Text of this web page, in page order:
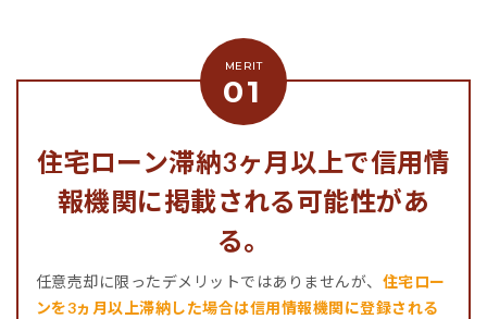
住宅ローン滞納3ヶ月以上で信用情
報機関に掲載される可能性があ
る。
任意売却に限ったデメリットではありませんが、 住宅ロー
ンを3ヵ月以上滞納した場合は信用情報機関に登録される